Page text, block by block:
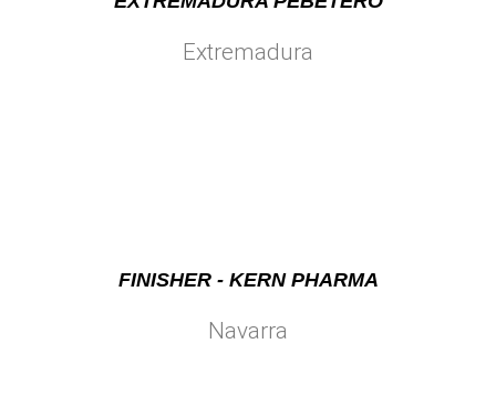
Extremadura
FINISHER - KERN PHARMA
Navarra